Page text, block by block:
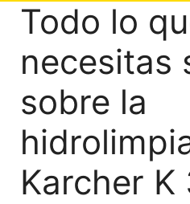
Todo lo
necesitas
sobre la
Karcher K